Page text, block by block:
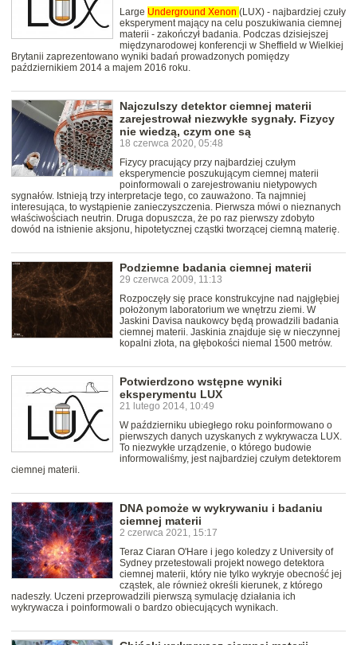
Large Underground Xenon (LUX) - najbardziej czuły
eksperyment mający na celu poszukiwania ciemnej
materii - zakończył badania. Podczas dzisiejszej
międzynarodowej konferencji w Sheffield w Wielkiej
Brytanii zaprezentowano wyniki badań prowadzonych pomiędzy
październikiem 2014 a majem 2016 roku.
Najczulszy detektor ciemnej materii
zarejestrował niezwykłe sygnały. Fizycy
nie wiedzą, czym one są
18 czerwca 2020, 05:48
Fizycy pracujący przy najbardziej czułym
eksperymencie poszukującym ciemnej materii
poinformowali o zarejestrowaniu nietypowych
sygnałów. Istnieją trzy interpretacje tego, co zauważono. Ta najmniej
interesująca, to wystąpienie zanieczyszczenia. Pierwsza mówi o nieznanych
właściwościach neutrin. Druga dopuszcza, że po raz pierwszy zdobyto
dowód na istnienie aksjonu, hipotetycznej cząstki tworzącej ciemną materię.
Podziemne badania ciemnej materii
29 czerwca 2009, 11:13
Rozpoczęły się prace konstrukcyjne nad najgłębiej
położonym laboratorium we wnętrzu ziemi. W
Jaskini Davisa naukowcy będą prowadzili badania
ciemnej materii. Jaskinia znajduje się w nieczynnej
kopalni złota, na głębokości niemal 1500 metrów.
Potwierdzono wstępne wyniki
eksperymentu LUX
21 lutego 2014, 10:49
W październiku ubiegłego roku poinformowano o
pierwszych danych uzyskanych z wykrywacza LUX.
To niezwykłe urządzenie, o którego budowie
informowaliśmy, jest najbardziej czułym detektorem
ciemnej materii.
DNA pomoże w wykrywaniu i badaniu
ciemnej materii
2 czerwca 2021, 15:17
Teraz Ciaran O'Hare i jego koledzy z University of
Sydney przetestowali projekt nowego detektora
ciemnej materii, który nie tylko wykryje obecność jej
cząstek, ale również określi kierunek, z którego
nadeszły. Uczeni przeprowadzili pierwszą symulację działania ich
wykrywacza i poinformowali o bardzo obiecujących wynikach.